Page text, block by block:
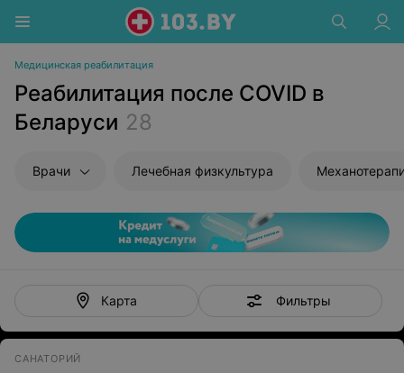
Медицинская реабилитация
Реабилитация после COVID в
Беларуси 28
Врачи Лечебная физкультура
Карта Фильтры
САНАТОРИЙ